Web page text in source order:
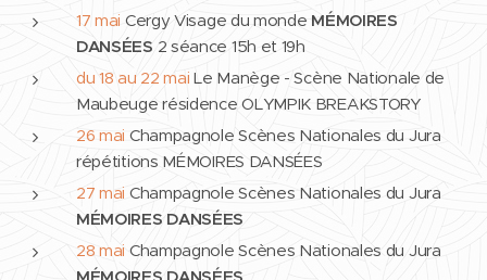
17 mai Cergy Visage du monde MÉMOIRES
DANSÉES 2 séance 15h et 19h
du 18 au 22 maiLe Manège - Scène Nationale de
Maubeuge résidence OLYMPIK BREAKSTORY
26 mai Champagnole Scènes Nationales du Jura
répétitions MÉMOIRES DANSÉES
27 mai Champagnole Scènes Nationales du Jura
MÉMOIRES DANSÉES
28 mai Champagnole Scènes Nationales du Jura